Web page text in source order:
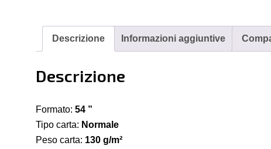
Descrizione Informazioni aggiuntive
Descrizione
Formato: 54 ”
Tipo carta: Normale
Peso carta: 130 g/m²